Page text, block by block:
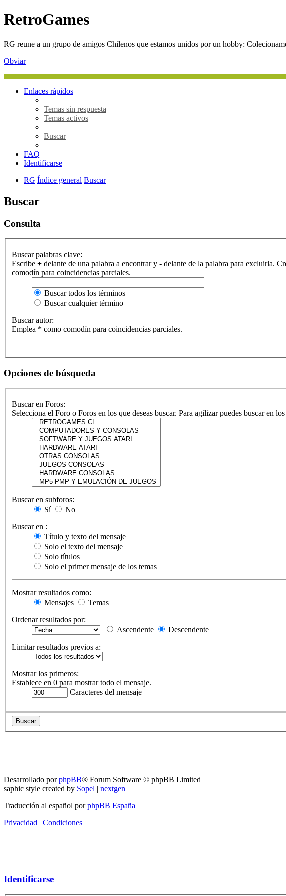
RetroGames
RG reune a un grupo de amigos Chilenos que estamos unidos por un hobby:
Obviar
Enlaces rápidos
Temas sin respuesta
Temas activos
Buscar
FAQ
Identificarse
RG Índice general Buscar
Buscar
Consulta
Buscar palabras clave:
Escribe + delante de una palabra a encontrar y - delante de la palabra para excluirla.
comodín para coincidencias parciales.
Buscar todos los términos
Buscar cualquier término
Buscar autor:
Emplea * como comodín para coincidencias parciales.
Opciones de búsqueda
Buscar en Foros:
Selecciona el Foro o Foros en los que deseas buscar. Para agilizar puedes buscar en
Buscar en subforos:
Sí
No
Buscar en :
Título y texto del mensaje
Solo el texto del mensaje
Solo títulos
Solo el primer mensaje de los temas
Mostrar resultados como:
Mensajes
Temas
Ordenar resultados por:
Ascendente
Descendente
Limitar resultados previos a:
Mostrar los primeros:
Establece en 0 para mostrar todo el mensaje.
Caracteres del mensaje
Desarrollado porphpBB® Forum Software © phpBB Limited
saphic style created by Sopel | nextgen
Traducción al español porphpBB España
Privacidad | Condiciones
Identificarse